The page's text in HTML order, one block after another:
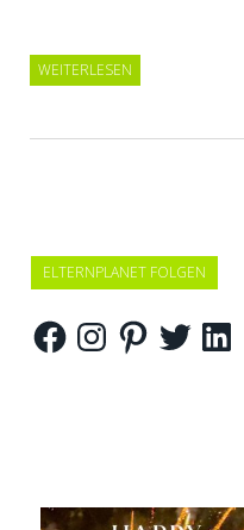
WEITERLESEN
ELTERNPLANET FOLGEN
FacebookInstagramPinterestTwitter